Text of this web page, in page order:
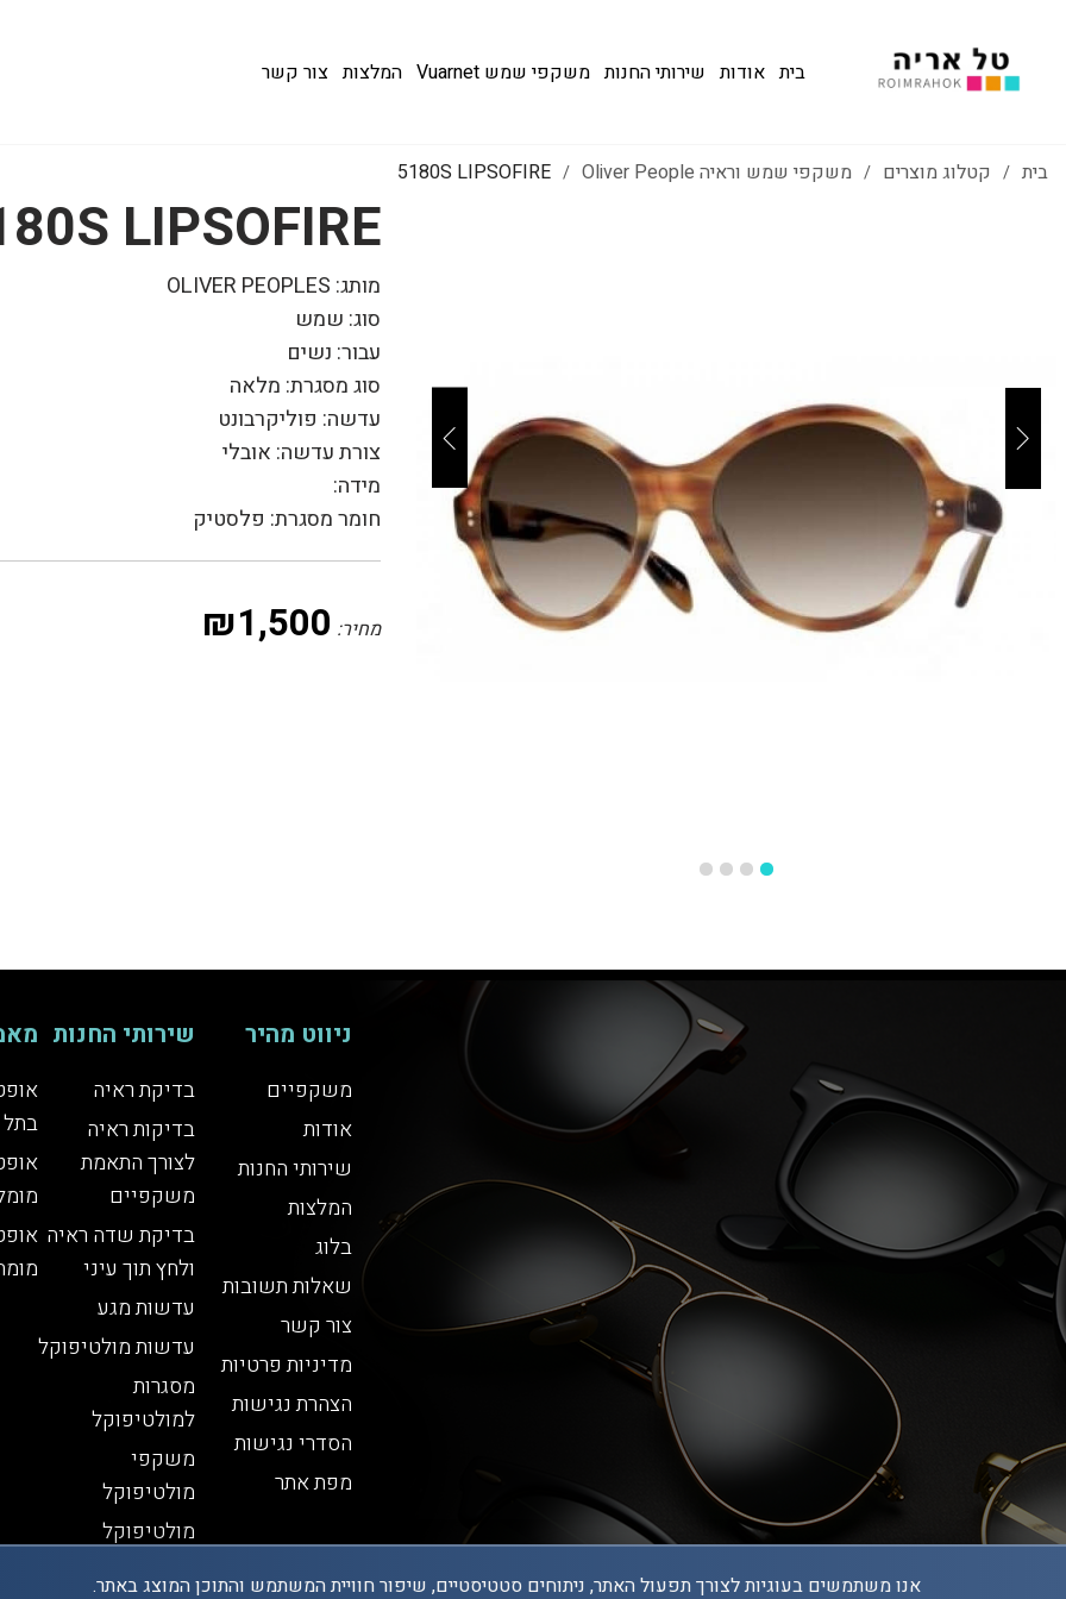
בית אודות שירותי החנות משקפי שמש Vuarnet המלצות צור קשר
בית / קטלוג מוצרים / משקפי שמש וראיה Oliver People /
5180S LIPSOFIRE
LIPSOFIRE
מותג: OLIVER PEOPLES
סוג: שמש
עבור: נשים
סוג מסגרת: מלאה
עדשה: פוליקרבונט
צורת עדשה: אובלי
מידה:
חומר מסגרת: פלסטיק
מחיר: ₪1,500
ניווט מהיר
משקפיים
אודות
שירותי החנות
המלצות
בלוג
שאלות תשובות
צור קשר
מדיניות פרטיות
הצהרת נגישות
הסדרי נגישות
מפת אתר
שירותי החנות
בדיקת ראיה
בדיקות ראיה
לצורך התאמת
משקפיים
בדיקת שדה ראיה
ולחץ תוך עיני
עדשות מגע
עדשות מולטיפוקל
מסגרות
למולטיפוקל
משקפי
מולטיפוקל
מולטיפוקל
אנו משתמשים בעוגיות לצורך תפעול האתר, ניתוחים סטטיסטיים, שיפור חוויית המשתמש והתוכן המוצג באתר.